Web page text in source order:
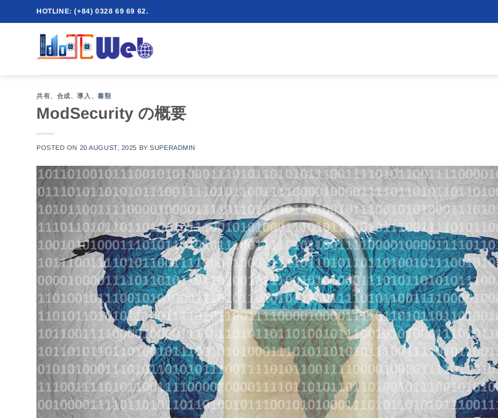
to
HOTLINE: (+84) 0328 69 69 62.
共有、 合成、導入 、書類
ModSecurity の概要
POSTED ON 20 AUGUST, 2025 BYSUPERADMIN